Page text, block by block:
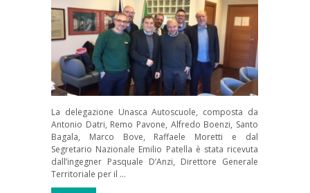
La delegazione Unasca Autoscuole, composta da
Antonio Datri, Remo Pavone, Alfredo Boenzi, Santo
Bagala, Marco Bove, Raffaele Moretti e dal
Segretario Nazionale Emilio Patella è stata ricevuta
dall’ingegner Pasquale D’Anzi, Direttore Generale
Territoriale per il …